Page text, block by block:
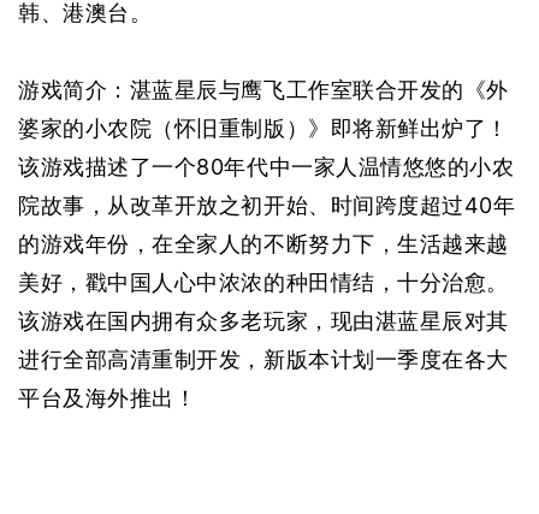
韩、港澳台。
游戏简介：湛蓝星辰与鹰飞工作室联合开发的《外
婆家的小农院（怀旧重制版）》即将新鲜出炉了！
该游戏描述了一个80年代中一家人温情悠悠的小农
院故事，从改革开放之初开始、时间跨度超过40年
的游戏年份，在全家人的不断努力下，生活越来越
美好，戳中国人心中浓浓的种田情结，十分治愈。
该游戏在国内拥有众多老玩家，现由湛蓝星辰对其
进行全部高清重制开发，新版本计划一季度在各大
平台及海外推出！